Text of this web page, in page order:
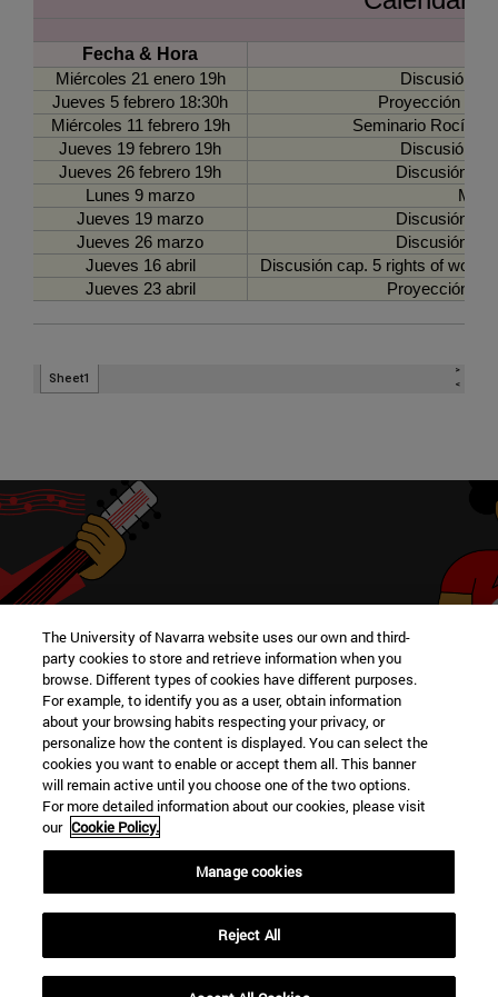
Conoce otros clubes de la
Facultad
VER
Campus Universitario
Pamplona31009Navarra España
The University of Navarra website uses our own and third-
party cookies to store and retrieve information when you
browse. Different types of cookies have different purposes.
For example, to identify you as a user, obtain information
about your browsing habits respecting your privacy, or
personalize how the content is displayed. You can select the
cookies you want to enable or accept them all. This banner
will remain active until you choose one of the two options.
For more detailed information about our cookies, please visit
our Cookie Policy.
Manage cookies
Reject All